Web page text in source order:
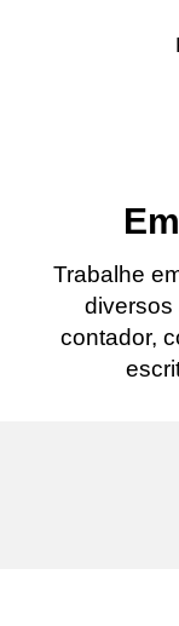
Trabalhe
diversos
contador,